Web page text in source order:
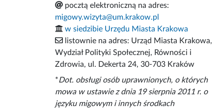
pocztą elektroniczną na adres:
migowy.wizyta@um.krakow.pl
w siedzibie Urzędu Miasta Krakowa
listownie na adres: Urząd Miasta Krakowa,
Wydział Polityki Społecznej, Równości i
Zdrowia, ul. Dekerta 24, 30-703 Kraków
*Dot. obsługi osób uprawnionych, o których
mowa w ustawie z dnia 19 sierpnia 2011 r. o
języku migowym i innych środkach